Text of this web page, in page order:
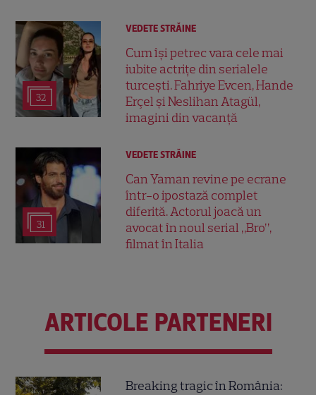
32
VEDETE STRĂINE
Cum își petrec vara cele mai
iubite actrițe din serialele
turcești. Fahriye Evcen, Hande
Erçel și Neslihan Atagül,
imagini din vacanță
31
VEDETE STRĂINE
Can Yaman revine pe ecrane
într-o ipostază complet
diferită. Actorul joacă un
avocat în noul serial „Bro”,
filmat în Italia
ARTICOLE PARTENERI
Breaking tragic în România: